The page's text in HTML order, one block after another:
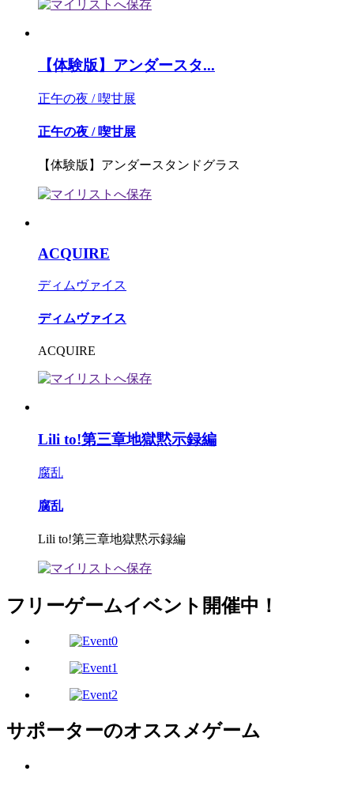
【体験版】アンダースタ...
正午の夜 / 喫甘展
正午の夜 / 喫甘展
【体験版】アンダースタンドグラス
ACQUIRE
ディムヴァイス
ディムヴァイス
ACQUIRE
Lili to!第三章地獄黙示録編
腐乱
腐乱
Lili to!第三章地獄黙示録編
フリーゲームイベント開催中！
サポーターのオススメゲーム